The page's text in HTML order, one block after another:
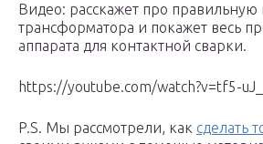
Видео: расскажет про правильную
трансформатора и покажет весь
аппарата для контактной сварки.
https://youtube.com/watch?v=tf5-
P.S. Мы рассмотрели, как сделать